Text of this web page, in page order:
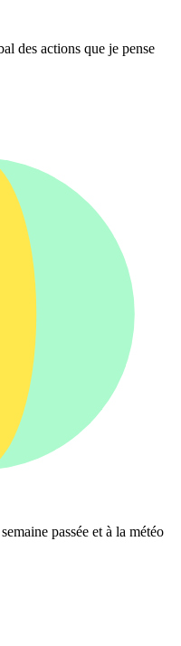
des actions que je pense
passée et à la météo